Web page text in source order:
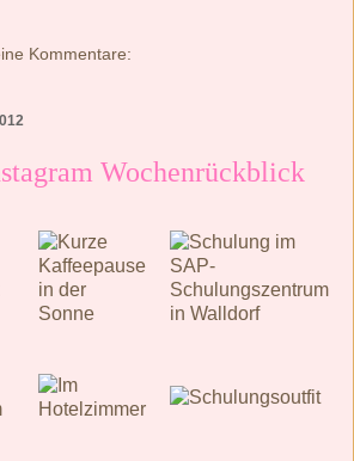
Kommentare:
Wochenrückblick